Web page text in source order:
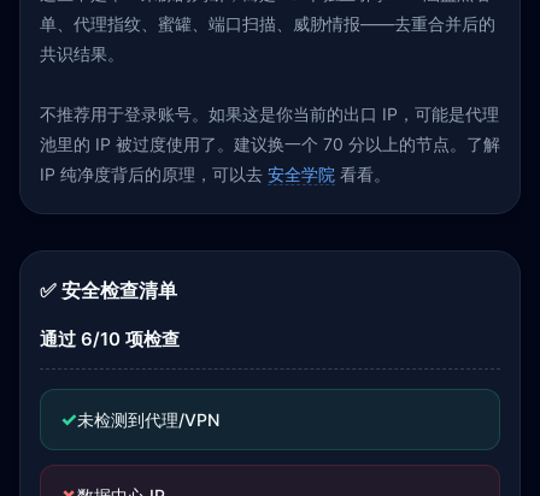
单、代理指纹、蜜罐、端口扫描、威胁情报——去重合并后的
共识结果。
不推荐用于登录账号。如果这是你当前的出口 IP，可能是代理
池里的 IP 被过度使用了。建议换一个 70 分以上的节点。了解
IP 纯净度背后的原理，可以去 安全学院 看看。
✅ 安全检查清单
通过 6/10 项检查
✓未检测到代理/VPN